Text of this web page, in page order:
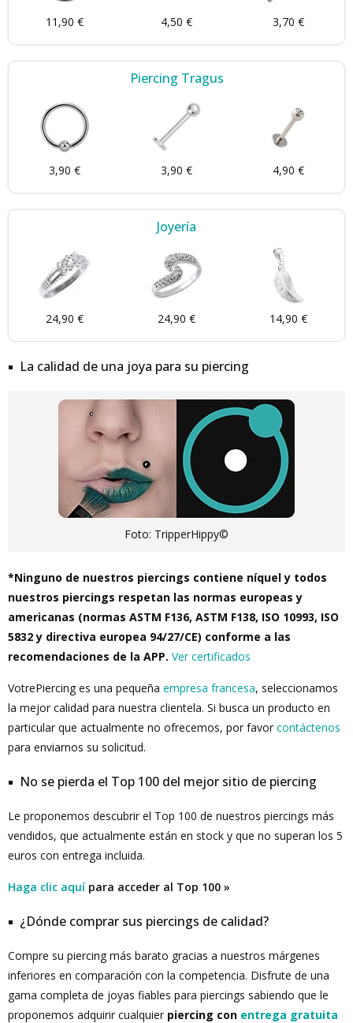
11,90 € 4,50 € 3,70 €
Piercing Tragus
3,90 € 3,90 € 4,90 €
Joyería
24,90 € 24,90 € 14,90 €
La calidad de una joya para su piercing
Foto: TripperHippy©
*Ninguno de nuestros piercings contiene níquel y todos
nuestros piercings respetan las normas europeas y
americanas (normas ASTM F136, ASTM F138, ISO 10993, ISO
5832 y directiva europea 94/27/CE) conforme a las
recomendaciones de la APP. Ver certificados
VotrePiercing es una pequeña empresa francesa, seleccionamos
la mejor calidad para nuestra clientela. Si busca un producto en
particular que actualmente no ofrecemos, por favor contáctenos
para enviarnos su solicitud.
No se pierda el Top 100 del mejor sitio de piercing
Le proponemos descubrir el Top 100 de nuestros piercings más
vendidos, que actualmente están en stock y que no superan los 5
euros con entrega incluida.
Haga clic aquí para acceder al Top 100 »
¿Dónde comprar sus piercings de calidad?
Compre su piercing más barato gracias a nuestros márgenes
inferiores en comparación con la competencia. Disfrute de una
gama completa de joyas fiables para piercings sabiendo que le
proponemos adquirir cualquier piercing con entrega gratuita